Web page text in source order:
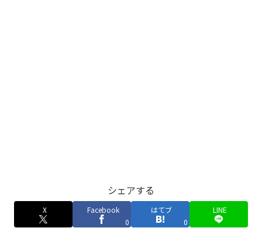
シェアする
X
Facebook
0
はてブ
0
LINE